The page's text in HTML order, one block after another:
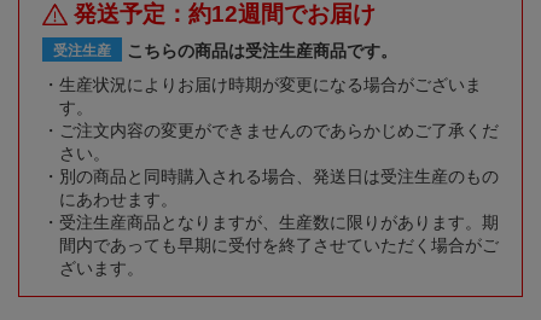
発送予定：約12週間でお届け
受注生産
こちらの商品は受注生産商品です。
生産状況によりお届け時期が変更になる場合がございま
す。
ご注文内容の変更ができませんのであらかじめご了承くだ
さい。
別の商品と同時購入される場合、発送日は受注生産のもの
にあわせます。
受注生産商品となりますが、生産数に限りがあります。期
間内であっても早期に受付を終了させていただく場合がご
ざいます。